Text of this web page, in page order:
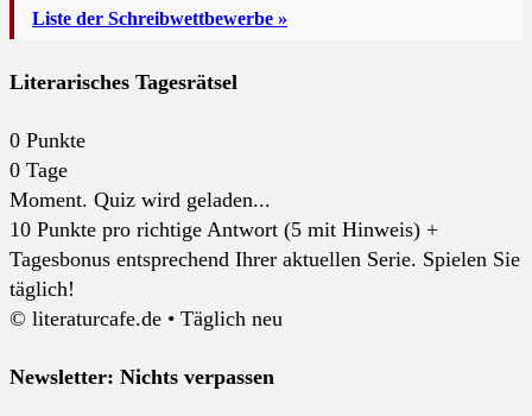
Liste der Schreibwettbewerbe »
Literarisches Tagesrätsel
0 Punkte
0 Tage
Moment. Quiz wird geladen...
10 Punkte pro richtige Antwort (5 mit Hinweis) +
Tagesbonus entsprechend Ihrer aktuellen Serie. Spielen Sie
täglich!
© literaturcafe.de • Täglich neu
Newsletter: Nichts verpassen